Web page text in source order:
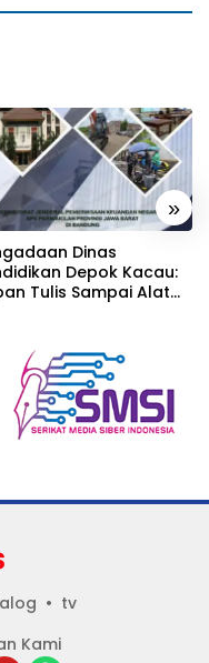
»
Dinas
Depok Kacau:
Tulis Sampai Alat
tv
Kami